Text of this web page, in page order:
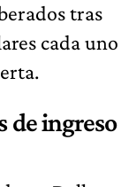
tras
cada uno
de ingreso